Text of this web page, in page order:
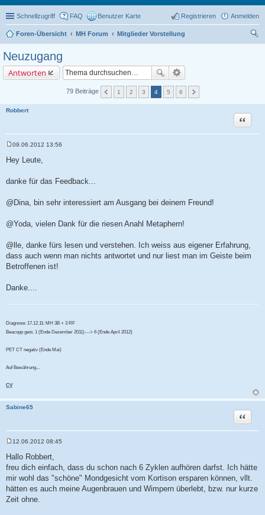
Schnellzugriff FAQ Benutzer Karte Anmelden
Registrieren
Foren-Übersicht MH Forum
Mitglieder Vorstellung
Neuzugang
Antworten
79 Beiträge 1 2 3 4 5 6
Robbert
Zitat
i
a
09.06.2012 13:56
Hey Leute,
danke für das Feedback...
@Dina, bin sehr interessiert am Ausgang bei deinem Freund!
@Yoda, vielen Dank für die riesen Anahl Metaphern!
@lle, danke fürs lesen und verstehen. Ich weiss aus eigener Erfahrung,
dass auch wenn man nichts antwortet und nur liest man im Geiste beim
Betroffenen ist!
Danke....
Diagnose: 17.12.11: MH 3B + 3 RF
Beacopp gest. 1 (Ende Dezember 2011)---> 6 (Ende April 2012)
PET CT negativ (Ende Mai)
Auf Bewährung...
CV
Sabine65
Zitat
e
i
t
r
a
g
12.06.2012 08:45
Hallo Robbert,
freu dich einfach, dass du schon nach 6 Zyklen aufhören darfst. Ich hätte
mir wohl das "schöne" Mondgesicht vom Kortison ersparen können, vllt.
hätten es auch meine Augenbrauen und Wimpern überlebt, bzw. nur kurze
Zeit ohne.